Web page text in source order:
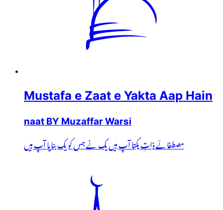
Mustafa e Zaat e Yakta Aap Hain
naat BY Muzaffar Warsi
مصطفائے ذاتِ یکتا آپ ہیں یک نے جس کو یک بنایا آپ ہیں